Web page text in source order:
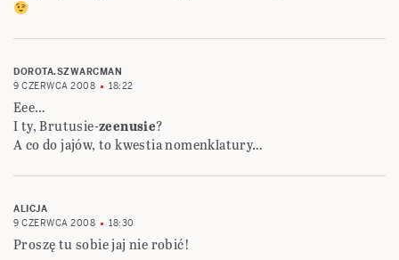
DOROTA.SZWARCMAN
9 CZERWCA 2008
18:22
Eee…
I ty, Brutusie-zeenusie?
A co do jajów, to kwestia nomenklatury…
ALICJA
9 CZERWCA 2008
18:30
Proszę tu sobie jaj nie robić!